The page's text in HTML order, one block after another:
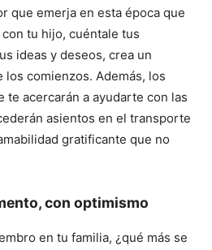
que emerja en esta época que
tu hijo, cuéntale tus
ideas y deseos, crea un
comienzos. Además, los
te acercarán a ayudarte con las
asientos en el transporte
gratificante que no
con optimismo
en tu familia, ¿qué más se